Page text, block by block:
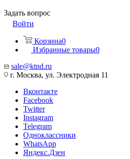
Задать вопрос
Войти
Корзина0
Избранные товары0
sale@ktnd.ru
г. Москва, ул. Электродная 11
Вконтакте
Facebook
Twitter
Instagram
Telegram
Одноклассники
WhatsApp
Яндекс.Дзен